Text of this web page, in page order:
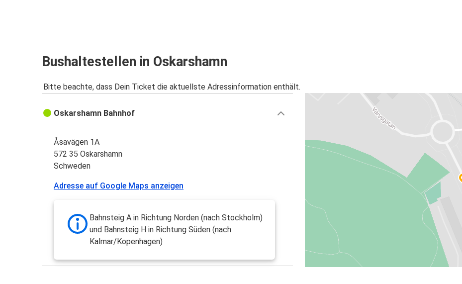
Bushaltestellen in Oskarshamn
Bitte beachte, dass Dein Ticket die aktuellste Adressinformation enthält.
Oskarshamn Bahnhof
Åsavägen 1A
572 35 Oskarshamn
Schweden
Adresse auf Google Maps anzeigen
Bahnsteig A in Richtung Norden (nach Stockholm)
und Bahnsteig H in Richtung Süden (nach
Kalmar/Kopenhagen)